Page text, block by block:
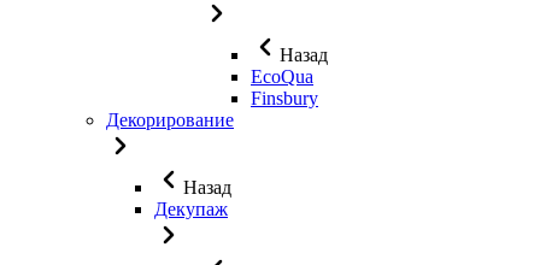
Назад
EcoQua
Finsbury
Декорирование
Назад
Декупаж